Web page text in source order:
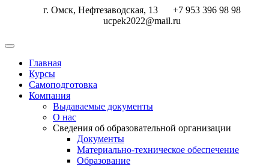
г. Омск, Нефтезаводская, 13
+7 953 396 98 98
ucpek2022@mail.ru
Главная
Курсы
Самоподготовка
Компания
Выдаваемые документы
О нас
Сведения об образовательной организации
Документы
Материально-техническое обеспечение
Образование